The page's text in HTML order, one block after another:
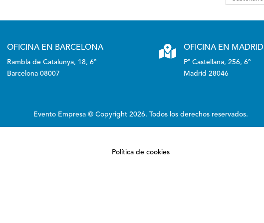
OFICINA EN BARCELONA
Rambla de Catalunya, 18, 6º
Barcelona 08007
 OFICINA EN MADRID
Pº Castellana, 256, 6º
Madrid 28046
Evento Empresa © Copyright 2026. Todos los derechos reservados.
Política de cookies